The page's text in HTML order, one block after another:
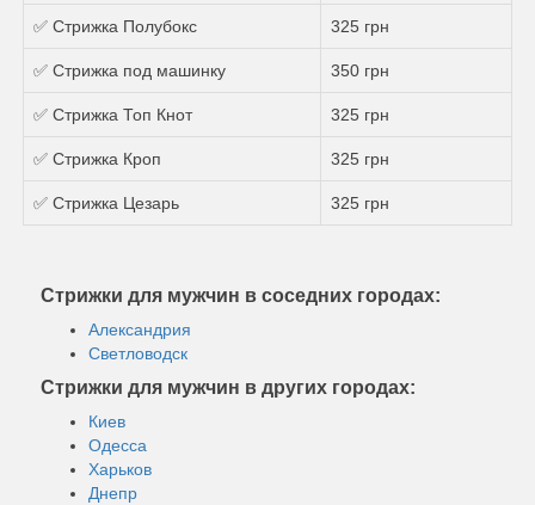
✅ Стрижка Полубокс 325 грн
✅ Стрижка под машинку 350 грн
✅ Стрижка Топ Кнот 325 грн
✅ Стрижка Кроп 325 грн
✅ Стрижка Цезарь 325 грн
Стрижки для мужчин в соседних городах:
Александрия
Светловодск
Стрижки для мужчин в других городах:
Киев
Одесса
Харьков
Днепр